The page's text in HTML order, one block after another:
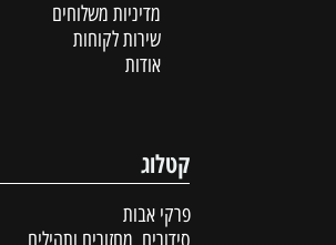
מדיניות משלוחים
שירות לקוחות
אודות
קטלוג
פרקי אבות